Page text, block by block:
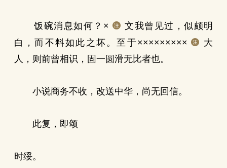
饭碗消息如何？×
文我曾见过，似颇明
白，而不料如此之坏。至于×××××××××
大
人，则前曾相识，固一圆滑无比者也。
小说商务不收，改送中华，尚无回信。
此复，即颂
时绥。